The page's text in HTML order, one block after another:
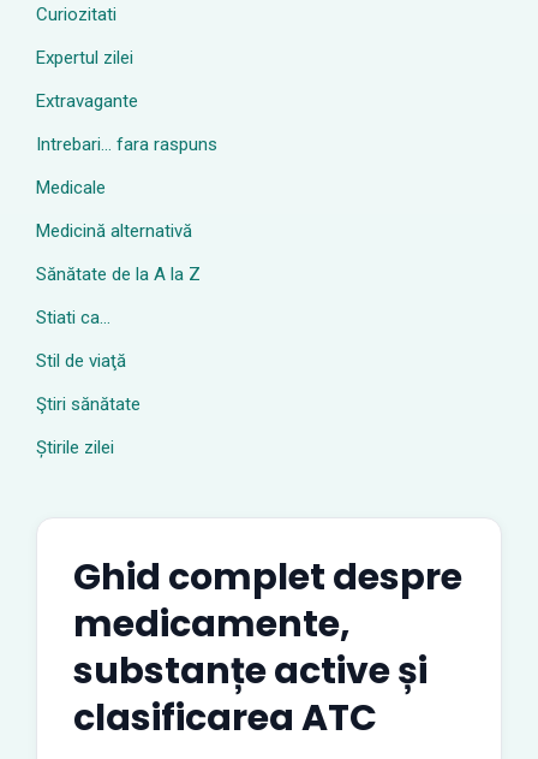
Curiozitati
Expertul zilei
Extravagante
Intrebari… fara raspuns
Medicale
Medicină alternativă
Sănătate de la A la Z
Stiati ca…
Stil de viaţă
Ştiri sănătate
Știrile zilei
Ghid complet despre
medicamente,
substanțe active și
clasificarea ATC